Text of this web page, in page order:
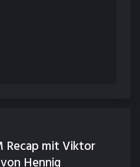
Recap mit Viktor